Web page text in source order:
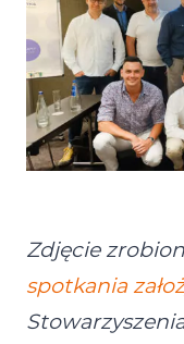
Zdjęcie
spotkania